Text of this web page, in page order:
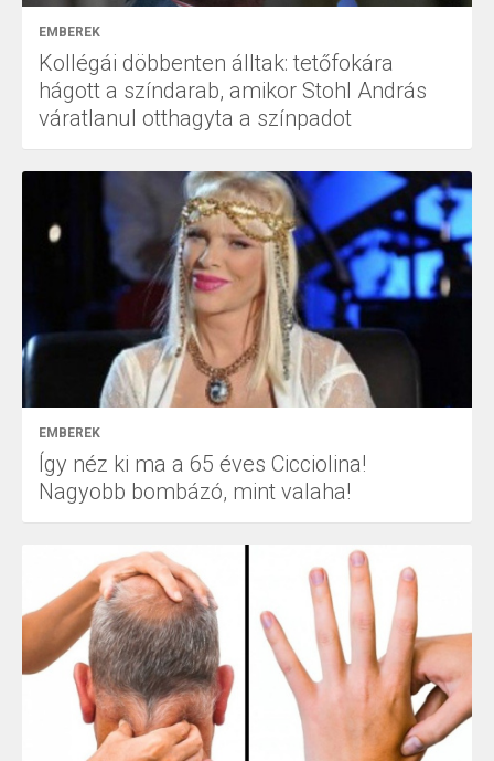
EMBEREK
Kollégái döbbenten álltak: tetőfokára
hágott a színdarab, amikor Stohl András
váratlanul otthagyta a színpadot
EMBEREK
Így néz ki ma a 65 éves Cicciolina!
Nagyobb bombázó, mint valaha!